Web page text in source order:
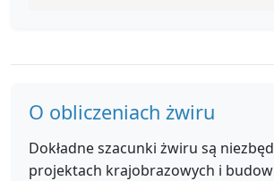
O obliczeniach żwiru
Dokładne szacunki żwiru są
projektach krajobrazowych i